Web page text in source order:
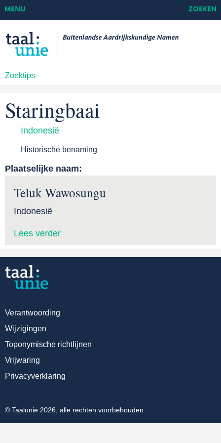
Zoektips
MENU ZOEKEN
Staringbaai
Indonesië
Historische benaming
Plaatselijke naam:
Teluk Wawosungu
Indonesië
Lees verder
Verantwoording
Wijzigingen
Toponymische richtlijnen
Vrijwaring
Privacyverklaring
© Taalunie 2026, alle rechten voorbehouden.